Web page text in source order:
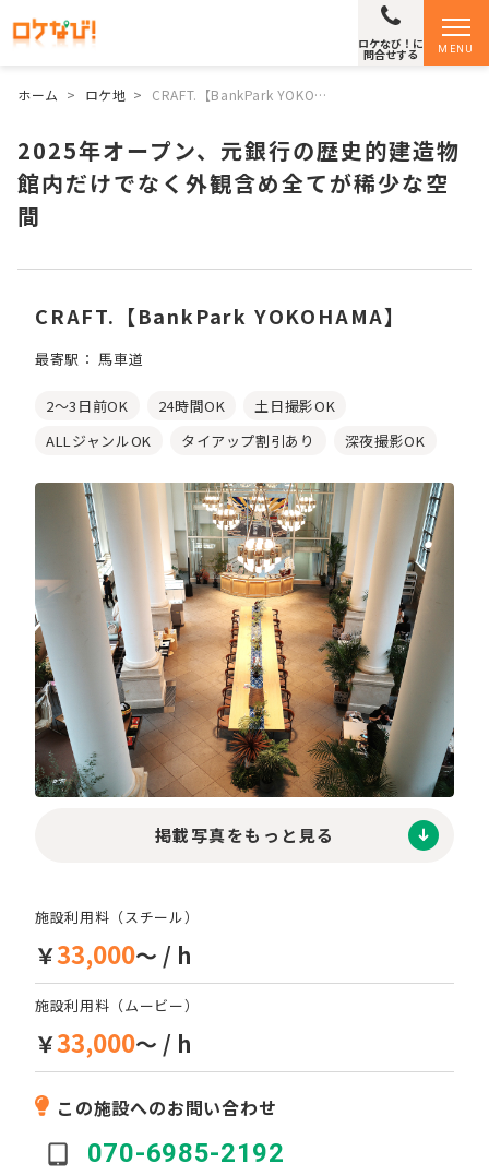
MENU
ロケなび！に
問合せする
ホーム > ロケ地 > CRAFT.【BankPark YOKO…
2025年オープン、元銀行の歴史的建造物
館内だけでなく外観含め全てが稀少な空
間
CRAFT.【BankPark YOKOHAMA】
最寄駅： 馬車道
2～3日前OK 24時間OK
土日撮影OK
ALLジャンルOK
タイアップ割引あり 深夜撮影OK
掲載写真をもっと見る
施設利用料（スチール）
￥33,000～ / h
施設利用料（ムービー）
￥33,000～ / h
この施設へのお問い合わせ
070-6985-2192